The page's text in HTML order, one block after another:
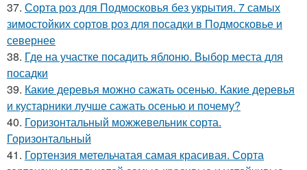
37. Сорта роз для Подмосковья без укрытия. 7 самых
зимостойких сортов роз для посадки в Подмосковье и
севернее
38. Где на участке посадить яблоню. Выбор места для
посадки
39. Какие деревья можно сажать осенью. Какие деревья
и кустарники лучше сажать осенью и почему?
40. Горизонтальный можжевельник сорта.
Горизонтальный
41. Гортензия метельчатая самая красивая. Сорта